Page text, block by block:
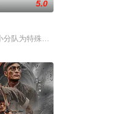
，一
以血肉之躯守护根据地，用 “军民一心
5.0
队为特殊任务逆行重返战场，为完成